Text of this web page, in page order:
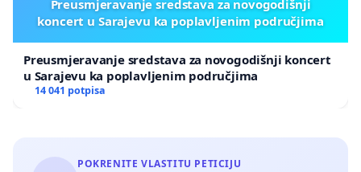
Potpiši i podijeli dalje, čak i ako ne smeta tebi
lično, mnogim građanima je ovo udar ne samo
Preusmjeravanje sredstava za novogodišnji
koncert u Sarajevu ka poplavljenim područjima
Preusmjeravanje sredstava za novogodišnji koncert
u Sarajevu ka poplavljenim područjima
14 041 potpisa
POKRENITE VLASTITU PETICIJU